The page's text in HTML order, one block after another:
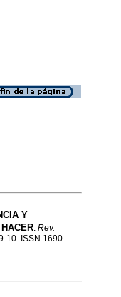
Y
. Rev.
10. ISSN 1690-